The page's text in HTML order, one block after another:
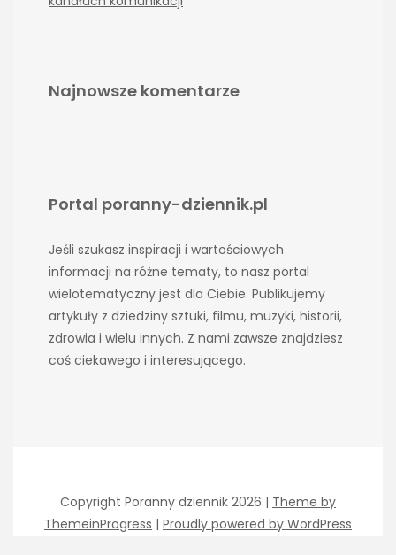
Najnowsze komentarze
Portal poranny-dziennik.pl
Jeśli szukasz inspiracji i wartościowych
informacji na różne tematy, to nasz portal
wielotematyczny jest dla Ciebie. Publikujemy
artykuły z dziedziny sztuki, filmu, muzyki, historii,
zdrowia i wielu innych. Z nami zawsze znajdziesz
coś ciekawego i interesującego.
Copyright Poranny dziennik 2026 | Theme by
ThemeinProgress | Proudly powered by WordPress